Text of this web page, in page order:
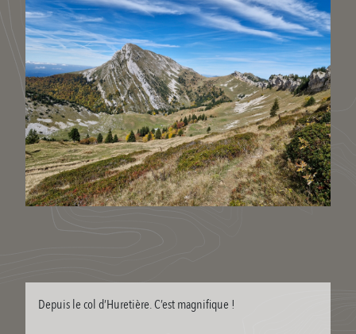
Depuis le col d’Huretière. C’est magnifique !